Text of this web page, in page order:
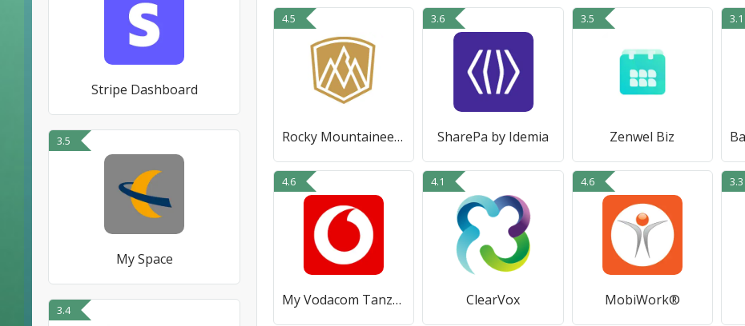
Stripe Dashboard
3.5
My Space
3.4
4.5
Rocky Mountaineer TRACKS
3.6
SharePa by Idemia
3.5
Zenwel Biz
3.1
4.6
My Vodacom Tanzania
4.1
ClearVox
4.6
MobiWork®
3.3